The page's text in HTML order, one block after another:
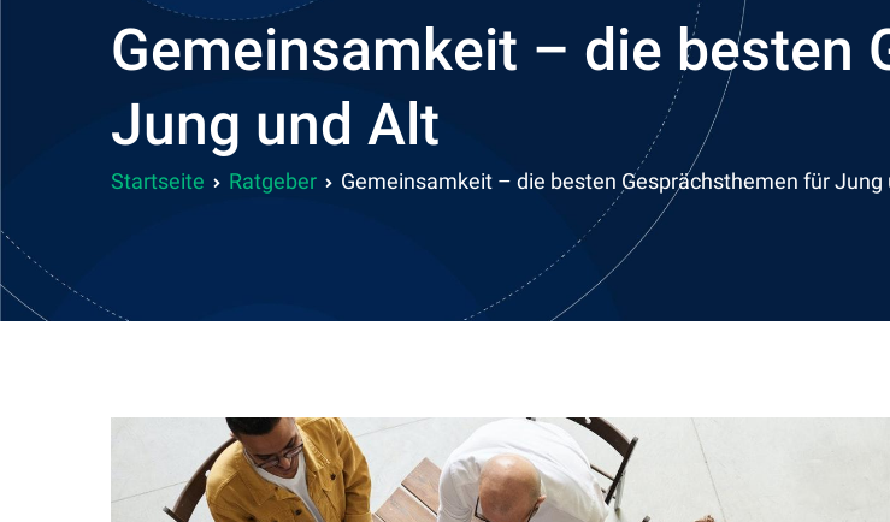
Gemeinsamkeit – die besten
Jung und Alt
Startseite Ratgeber Gemeinsamkeit – die besten Gesprächsthemen für Jung